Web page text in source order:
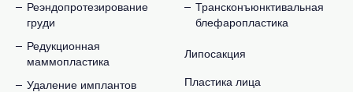
Реэндопротезирование
груди
Редукционная
маммопластика
Удаление имплантов
Трансконъюнктивальная
блефаропластика
Липосакция
Пластика лица